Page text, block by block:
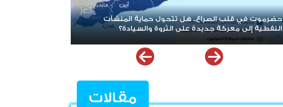
بعد حرب الممرات وتمدد الإرهاب.. هل يقترب العالم من إعادة
قراءة قضية شعب الجنوب؟
مقالات